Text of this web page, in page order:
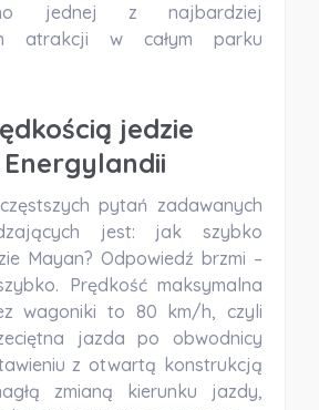
jednej z najbardziej
atrakcji w całym parku
jedzie
pytań zadawanych
jest: jak szybko
Mayan? Odpowiedź brzmi –
Prędkość maksymalna
wagoniki to 80 km/h, czyli
jazda po obwodnicy
z otwartą konstrukcją
zmianą kierunku jazdy,